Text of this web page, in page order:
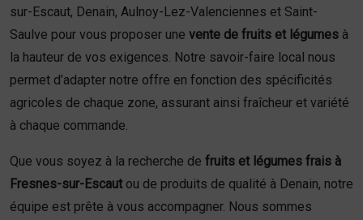
sur-Escaut, Denain, Aulnoy-Lez-Valenciennes et Saint-
Saulve pour vous proposer une vente de fruits et légumes à
la hauteur de vos exigences. Notre savoir-faire local nous
permet d’adapter notre offre en fonction des spécificités
agricoles de chaque zone, assurant ainsi fraîcheur et variété
à chaque commande.
Que vous soyez à la recherche de fruits et légumes frais à
Fresnes-sur-Escautou de produits de qualité à Denain, notre
équipe est prête à vous accompagner. Nous sommes